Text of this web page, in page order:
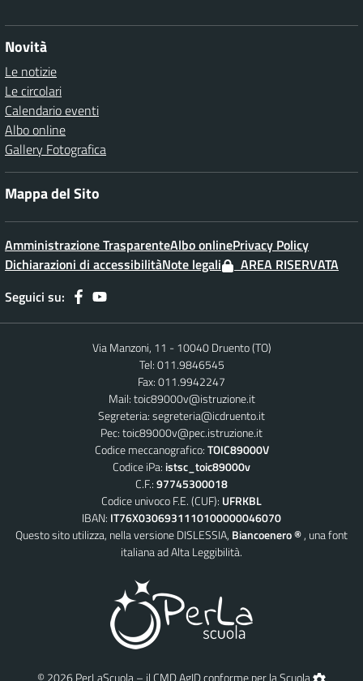
Novità
Le notizie
Le circolari
Calendario eventi
Albo online
Gallery Fotografica
Mappa del Sito
Amministrazione TrasparenteAlbo onlinePrivacy Policy
Dichiarazioni di accessibilitàNote legali
AREA RISERVATA
Seguici su:
Via Manzoni, 11 - 10040 Druento (TO)
Tel: 011.9846545
Fax: 011.9942247
Mail:toic89000v@istruzione.it
Segreteria:segreteria@icdruento.it
Pec:toic89000v@pec.istruzione.it
Codice meccanografico:TOIC89000V
Codice iPa: istsc_toic89000v
C.F.:97745300018
Codice univoco F.E. (CUF): UFRKBL
IBAN: IT76X0306931110100000046070
Questo sito utilizza, nella versione DISLESSIA, Biancoenero ®, una font
italiana ad Alta Leggibilità.
© 2026 PerLaScuola – il CMD AgID conforme per la Scuola